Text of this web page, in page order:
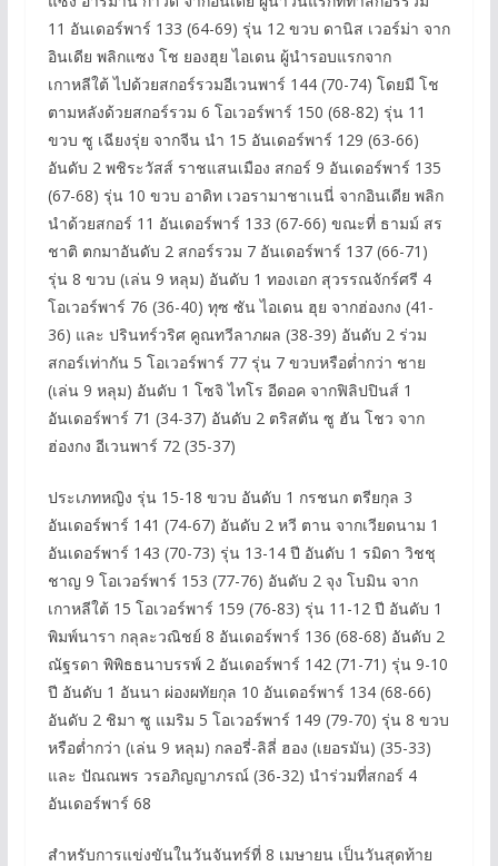
11 อันเดอร์พาร์ 133 (64-69) รุ่น 12 ขวบ ดานิส เวอร์ม่า จาก
อินเดีย พลิกแซง โช ยองฮุย ไอเดน ผู้นำรอบแรกจาก
เกาหลีใต้ ไปด้วยสกอร์รวมอีเวนพาร์ 144 (70-74) โดยมี โช
ตามหลังด้วยสกอร์รวม 6 โอเวอร์พาร์ 150 (68-82) รุ่น 11
ขวบ ซู เฉียงรุ่ย จากจีน นำ 15 อันเดอร์พาร์ 129 (63-66)
อันดับ 2 พชิระวัสส์ ราชแสนเมือง สกอร์ 9 อันเดอร์พาร์ 135
(67-68) รุ่น 10 ขวบ อาดิท เวอรามาชาเนนี่ จากอินเดีย พลิก
นำด้วยสกอร์ 11 อันเดอร์พาร์ 133 (67-66) ขณะที่ ธามม์ สร
ชาติ ตกมาอันดับ 2 สกอร์รวม 7 อันเดอร์พาร์ 137 (66-71)
รุ่น 8 ขวบ (เล่น 9 หลุม) อันดับ 1 ทองเอก สุวรรณจักร์ศรี 4
โอเวอร์พาร์ 76 (36-40) ทุซ ซัน ไอเดน ฮุย จากฮ่องกง (41-
36) และ ปรินทร์วริศ คูณทวีลาภผล (38-39) อันดับ 2 ร่วม
สกอร์เท่ากัน 5 โอเวอร์พาร์ 77 รุ่น 7 ขวบหรือต่ำกว่า ชาย
(เล่น 9 หลุม) อันดับ 1 โซจิ ไทโร อีดอค จากฟิลิปปินส์ 1
อันเดอร์พาร์ 71 (34-37) อันดับ 2 ตริสตัน ซู ฮัน โชว จาก
ฮ่องกง อีเวนพาร์ 72 (35-37)
ประเภทหญิง รุ่น 15-18 ขวบ อันดับ 1 กรชนก ตรียกุล 3
อันเดอร์พาร์ 141 (74-67) อันดับ 2 หวี ตาน จากเวียดนาม 1
อันเดอร์พาร์ 143 (70-73) รุ่น 13-14 ปี อันดับ 1 รมิดา วิชชุ
ชาญ 9 โอเวอร์พาร์ 153 (77-76) อันดับ 2 จุง โบมิน จาก
เกาหลีใต้ 15 โอเวอร์พาร์ 159 (76-83) รุ่น 11-12 ปี อันดับ 1
พิมพ์นารา กลุละวณิชย์ 8 อันเดอร์พาร์ 136 (68-68) อันดับ 2
ณัฐรดา พิพิธธนาบรรพ์ 2 อันเดอร์พาร์ 142 (71-71) รุ่น 9-10
ปี อันดับ 1 อันนา ผ่องผทัยกุล 10 อันเดอร์พาร์ 134 (68-66)
อันดับ 2 ชิมา ซู แมริม 5 โอเวอร์พาร์ 149 (79-70) รุ่น 8 ขวบ
หรือต่ำกว่า (เล่น 9 หลุม) กลอรี่-ลิลี่ ฮอง (เยอรมัน) (35-33)
และ ปัณณพร วรอภิญญาภรณ์ (36-32) นำร่วมที่สกอร์ 4
อันเดอร์พาร์ 68
สำหรับการแข่งขันในวันจันทร์ที่ 8 เมษายน เป็นวันสุดท้าย